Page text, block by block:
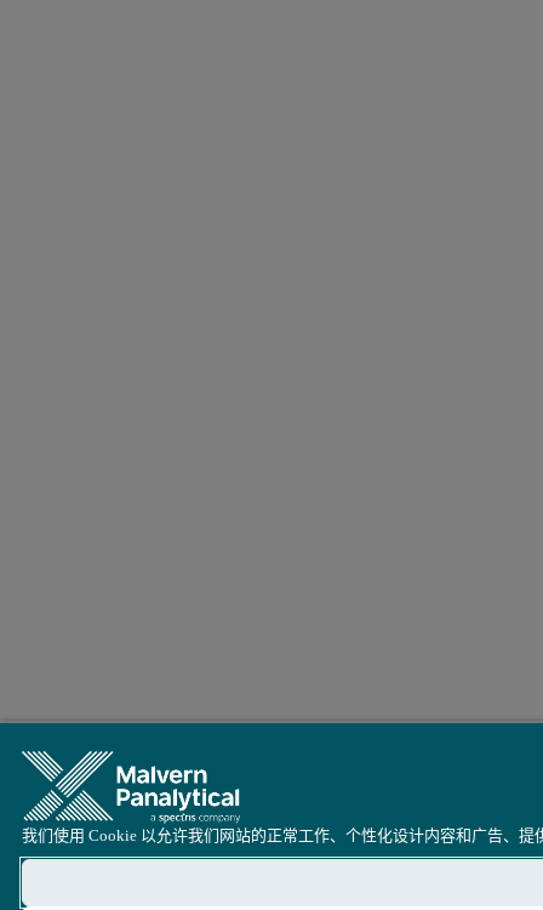
我们使用 Cookie 以允许我们网站的正常工作、个性化设计内容和广告、